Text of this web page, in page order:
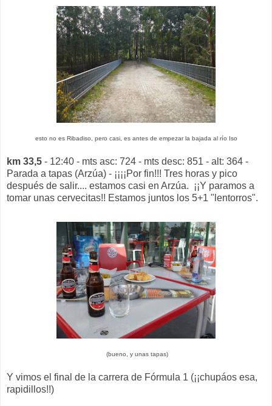
esto no es Ribadiso, pero casi, es antes de empezar la bajada al río Iso
km 33,5 - 12:40 - mts asc: 724 - mts desc: 851 - alt: 364 -
Parada a tapas (Arzúa) - ¡¡¡¡Por fin!!! Tres horas y pico
después de salir.... estamos casi en Arzúa. ¡¡Y paramos a
tomar unas cervecitas!! Estamos juntos los 5+1 "lentorros".
(bueno, y unas tapas)
Y vimos el final de la carrera de Fórmula 1 (¡¡chupáos esa,
rapidillos!!)